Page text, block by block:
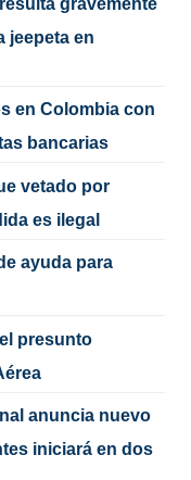
jeepeta en
en Colombia con
bancarias
vetado por
es ilegal
ayuda para
presunto
anuncia nuevo
iniciará en dos